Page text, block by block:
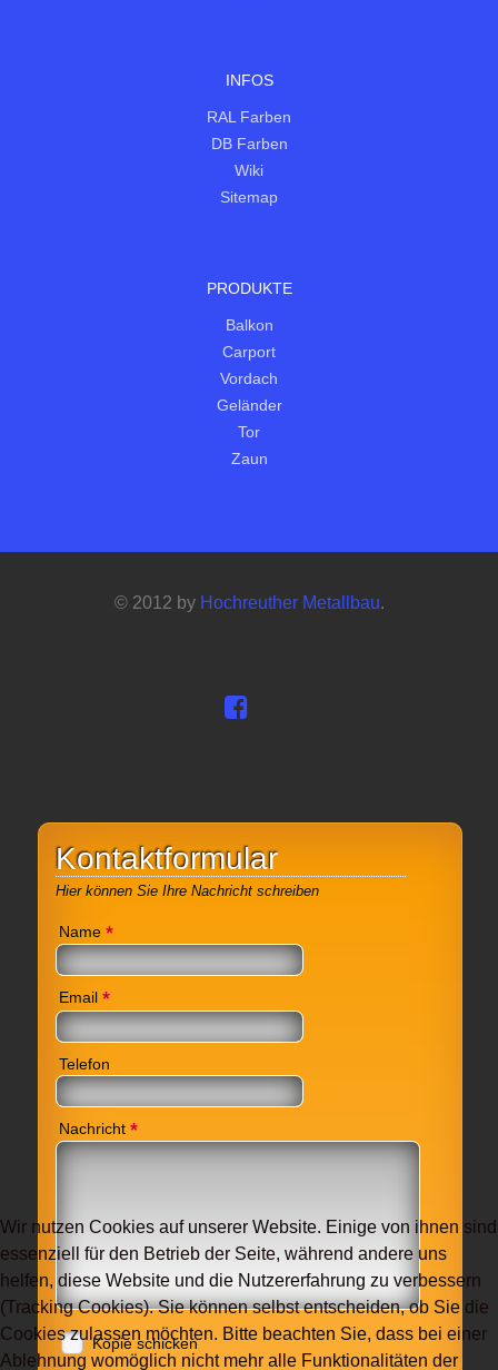
INFOS
RAL Farben
DB Farben
Wiki
Sitemap
PRODUKTE
Balkon
Carport
Vordach
Geländer
Tor
Zaun
© 2012 by Hochreuther Metallbau.
Kontaktformular
Hier können Sie Ihre Nachricht schreiben
Name *
Email *
Telefon
Nachricht *
Kopie schicken
Wir nutzen Cookies auf unserer Website. Einige von ihnen sind
essenziell für den Betrieb der Seite, während andere uns
helfen, diese Website und die Nutzererfahrung zu verbessern
(Tracking Cookies). Sie können selbst entscheiden, ob Sie die
Cookies zulassen möchten. Bitte beachten Sie, dass bei einer
Ablehnung womöglich nicht mehr alle Funktionalitäten der